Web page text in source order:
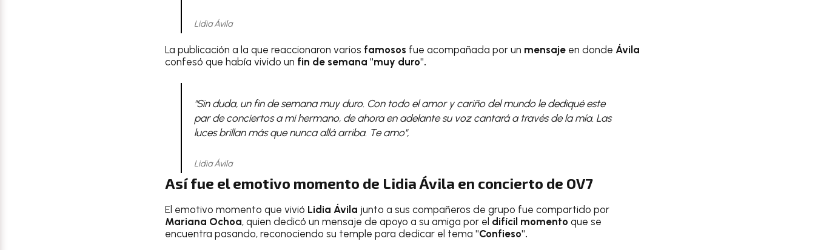
Lidia Ávila
La publicación a la que reaccionaron varios famosos fue acompañada por un mensaje en donde Ávila
confesó que había vivido un fin de semana "muy duro".
"Sin duda, un fin de semana muy duro. Con todo el amor y cariño del mundo le dediqué este
par de conciertos a mi hermano, de ahora en adelante su voz cantará a través de la mía. Las
luces brillan más que nunca allá arriba. Te amo",
Lidia Ávila
Así fue el emotivo momento de Lidia Ávila en concierto de OV7
El emotivo momento que vivió Lidia Ávila junto a sus compañeros de grupo fue compartido por
Mariana Ochoa, quien dedicó un mensaje de apoyo a su amiga por el difícil momento que se
encuentra pasando, reconociendo su temple para dedicar el tema "Confieso".